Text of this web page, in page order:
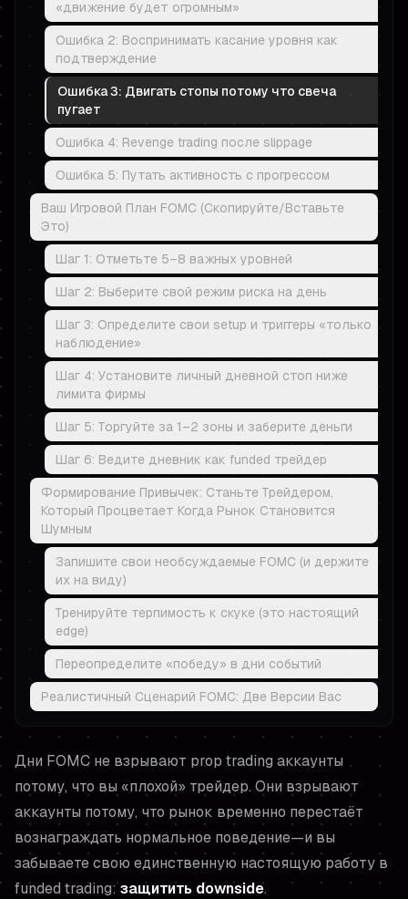
«движение будет огромным»
Ошибка 2: Воспринимать касание уровня как
подтверждение
Ошибка 3: Двигать стопы потому что свеча
пугает
Ошибка 4: Revenge trading после slippage
Ошибка 5: Путать активность с прогрессом
Ваш Игровой План FOMC (Скопируйте/Вставьте
Это)
Шаг 1: Отметьте 5–8 важных уровней
Шаг 2: Выберите свой режим риска на день
Шаг 3: Определите свои setup и триггеры «только
наблюдение»
Шаг 4: Установите личный дневной стоп ниже
лимита фирмы
Шаг 5: Торгуйте за 1–2 зоны и заберите деньги
Шаг 6: Ведите дневник как funded трейдер
Формирование Привычек: Станьте Трейдером,
Который Процветает Когда Рынок Становится
Шумным
Запишите свои необсуждаемые FOMC (и держите
их на виду)
Тренируйте терпимость к скуке (это настоящий
edge)
Переопределите «победу» в дни событий
Реалистичный Сценарий FOMC: Две Версии Вас
Дни FOMC не взрывают prop trading аккаунты
потому, что вы «плохой» трейдер. Они взрывают
аккаунты потому, что рынок временно перестаёт
вознаграждать нормальное поведение—и вы
забываете свою единственную настоящую работу в
funded trading:защитить downside.